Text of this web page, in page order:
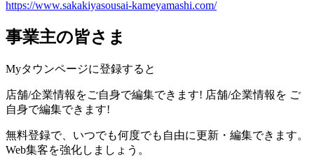
https://www.sakakiyasousai-kameyamashi.com/
事業主の皆さま
Myタウンページに登録すると
店舗/企業情報をご自身で編集できます! 店舗/企業情報を ご
自身で編集できます!
無料登録で、いつでも何度でも自由に更新・編集できます。
Web集客を強化しましょう。